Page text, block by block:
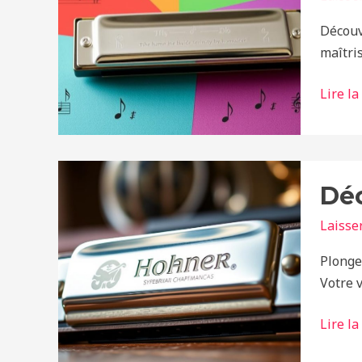
Lire la
Votre
:
qualité
et
Lire la